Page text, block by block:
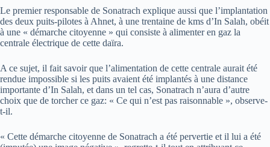
Le premier responsable de Sonatrach explique aussi que l’implantation
des deux puits-pilotes à Ahnet, à une trentaine de kms d’In Salah, obéit
à une « démarche citoyenne » qui consiste à alimenter en gaz la
centrale électrique de cette daïra.
A ce sujet, il fait savoir que l’alimentation de cette centrale aurait été
rendue impossible si les puits avaient été implantés à une distance
importante d’In Salah, et dans un tel cas, Sonatrach n’aura d’autre
choix que de torcher ce gaz: « Ce qui n’est pas raisonnable », observe-
t-il.
« Cette démarche citoyenne de Sonatrach a été pervertie et il lui a été